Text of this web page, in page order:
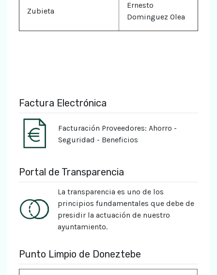
Zubieta
Ernesto
Dominguez Olea
Factura Electrónica
Facturación Proveedores: Ahorro -
Seguridad - Beneficios
Portal de Transparencia
La transparencia es uno de los
principios fundamentales que debe de
presidir la actuación de nuestro
ayuntamiento.
Punto Limpio de Doneztebe